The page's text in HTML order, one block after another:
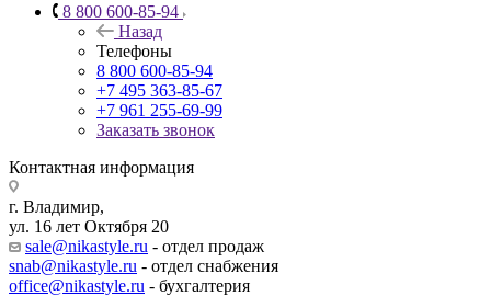
8 800 600-85-94
Назад
Телефоны
8 800 600-85-94
+7 495 363-85-67
+7 961 255-69-99
Заказать звонок
Контактная информация
г. Владимир,
ул. 16 лет Октября 20
sale@nikastyle.ru - отдел продаж
snab@nikastyle.ru - отдел снабжения
office@nikastyle.ru - бухгалтерия